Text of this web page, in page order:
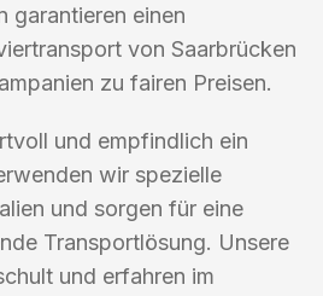
garantieren einen
von Saarbrücken
zu fairen Preisen.
und empfindlich ein
wir spezielle
und sorgen für eine
Transportlösung. Unsere
und erfahren im